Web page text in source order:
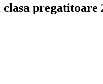
pregatitoare